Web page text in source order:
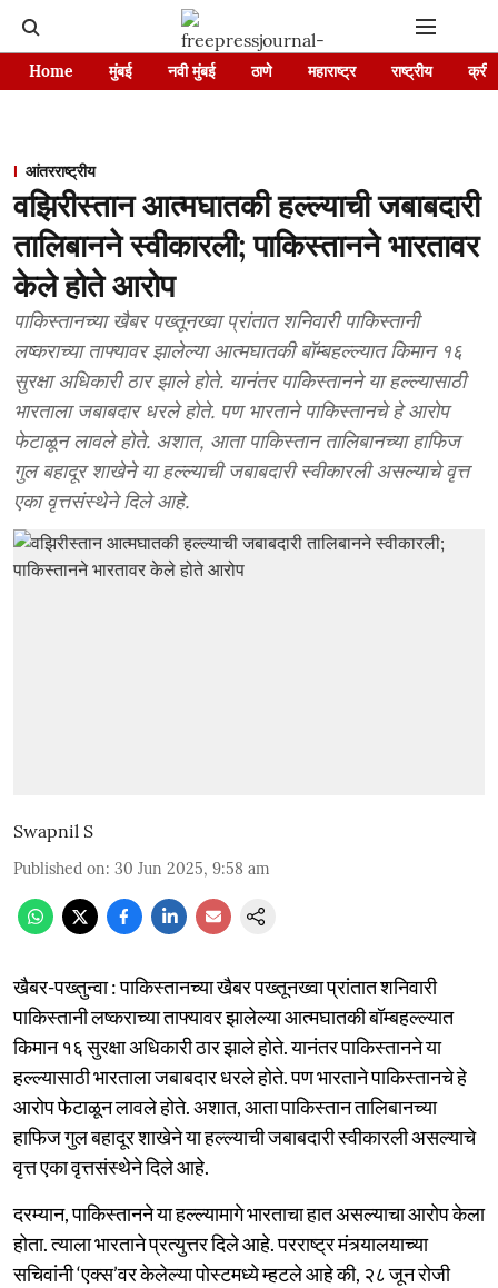
Home मुंबई नवी मुंबई ठाणे महाराष्ट्र राष्ट्रीय
आंतरराष्ट्रीय
वझिरीस्तान आत्मघातकी हल्ल्याची जबाबदारी
तालिबानने स्वीकारली; पाकिस्तानने भारतावर
केले होते आरोप
पाकिस्तानच्या खैबर पख्तूनख्वा प्रांतात शनिवारी पाकिस्तानी
लष्कराच्या ताफ्यावर झालेल्या आत्मघातकी बॉम्बहल्ल्यात किमान १६
सुरक्षा अधिकारी ठार झाले होते. यानंतर पाकिस्तानने या हल्ल्यासाठी
भारताला जबाबदार धरले होते. पण भारताने पाकिस्तानचे हे आरोप
फेटाळून लावले होते. अशात, आता पाकिस्तान तालिबानच्या हाफिज
गुल बहादूर शाखेने या हल्ल्याची जबाबदारी स्वीकारली असल्याचे वृत्त
एका वृत्तसंस्थेने दिले आहे.
Swapnil S
Published on: 30 Jun 2025, 9:58 am
खैबर-पख्तुन्वा : पाकिस्तानच्या खैबर पख्तूनख्वा प्रांतात शनिवारी
पाकिस्तानी लष्कराच्या ताफ्यावर झालेल्या आत्मघातकी बॉम्बहल्ल्यात
किमान १६ सुरक्षा अधिकारी ठार झाले होते. यानंतर पाकिस्तानने या
हल्ल्यासाठी भारताला जबाबदार धरले होते. पण भारताने पाकिस्तानचे हे
आरोप फेटाळून लावले होते. अशात, आता पाकिस्तान तालिबानच्या
हाफिज गुल बहादूर शाखेने या हल्ल्याची जबाबदारी स्वीकारली असल्याचे
वृत्त एका वृत्तसंस्थेने दिले आहे.
दरम्यान, पाकिस्तानने या हल्ल्यामागे भारताचा हात असल्याचा आरोप केला
होता. त्याला भारताने प्रत्युत्तर दिले आहे. परराष्ट्र मंत्र्यालयाच्या
सचिवांनी ‘एक्स’वर केलेल्या पोस्टमध्ये म्हटले आहे की, २८ जून रोजी